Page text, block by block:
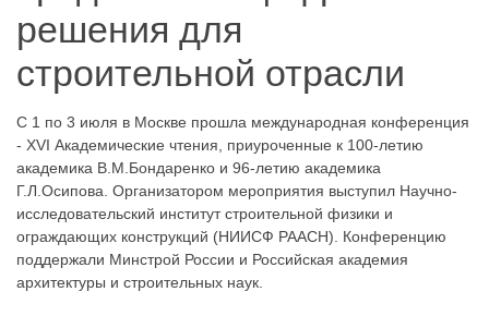
решения для
строительной отрасли
С 1 по 3 июля в Москве прошла международная конференция
- XVI Академические чтения, приуроченные к 100-летию
академика В.М.Бондаренко и 96-летию академика
Г.Л.Осипова. Организатором мероприятия выступил Научно-
исследовательский институт строительной физики и
ограждающих конструкций (НИИСФ РААСН). Конференцию
поддержали Минстрой России и Российская академия
архитектуры и строительных наук.